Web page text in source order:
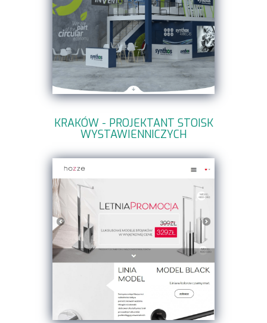
KRAKÓW - PROJEKTANT STOISK
WYSTAWIENNICZYCH